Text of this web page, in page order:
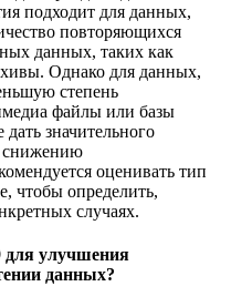
подходит для данных,
повторяющихся
данных, таких как
Однако для данных,
степень
файлы или базы
значительного
снижению
оценивать тип
чтобы определить,
случаях.
для улучшения
данных?